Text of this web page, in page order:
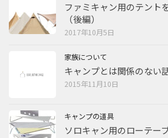
ファミキャン用のテント
（後編）
2017年10月5日
家族について
キャンプとは関係のない
2015年11月10日
キャンプの道具
ソロキャン用のローテー